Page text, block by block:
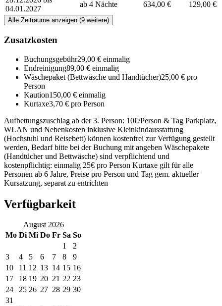
04.01.2027
ab 4 Nächte 634,00 € 129,00 €
Alle Zeiträume anzeigen (9 weitere)
Zusatzkosten
Buchungsgebühr29,00 € einmalig
Endreinigung89,00 € einmalig
Wäschepaket (Bettwäsche und Handtücher)25,00 € pro
Person
Kaution150,00 € einmalig
Kurtaxe3,70 € pro Person
Aufbettungszuschlag ab der 3. Person: 10€/Person & Tag Parkplatz,
WLAN und Nebenkosten inklusive Kleinkindausstattung
(Hochstuhl und Reisebett) können kostenfrei zur Verfügung gestellt
werden, Bedarf bitte bei der Buchung mit angeben Wäschepakete
(Handtücher und Bettwäsche) sind verpflichtend und
kostenpflichtig: einmalig 25€ pro Person Kurtaxe gilt für alle
Personen ab 6 Jahre, Preise pro Person und Tag gem. aktueller
Kursatzung, separat zu entrichten
Verfügbarkeit
August 2026
Mo Di Mi Do Fr Sa So
1
2
3
4 5 6 7 8
9
10
11 12 13 14 15 16
17
18 19 20 21 22 23
24
25 26 27 28 29 30
31